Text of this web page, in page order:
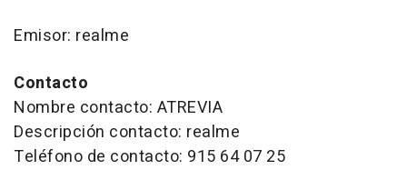
Emisor: realme
Contacto
Nombre contacto: ATREVIA
Descripción contacto: realme
Teléfono de contacto: 915 64 07 25